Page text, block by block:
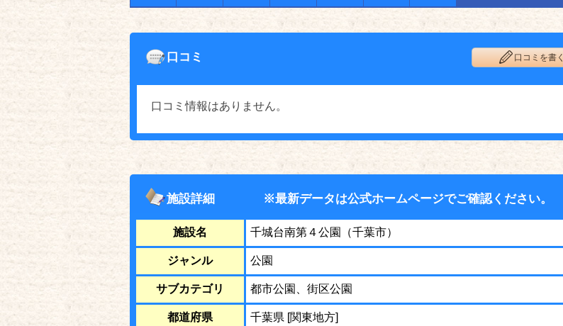
口コミ 口コミを書く
口コミ情報はありません。
施設詳細 ※最新データは公式ホームページでご確認ください。
施設名 千城台南第４公園（千葉市）
ジャンル 公園
サブカテゴリ 都市公園、街区公園
都道府県 千葉県 [関東地方]